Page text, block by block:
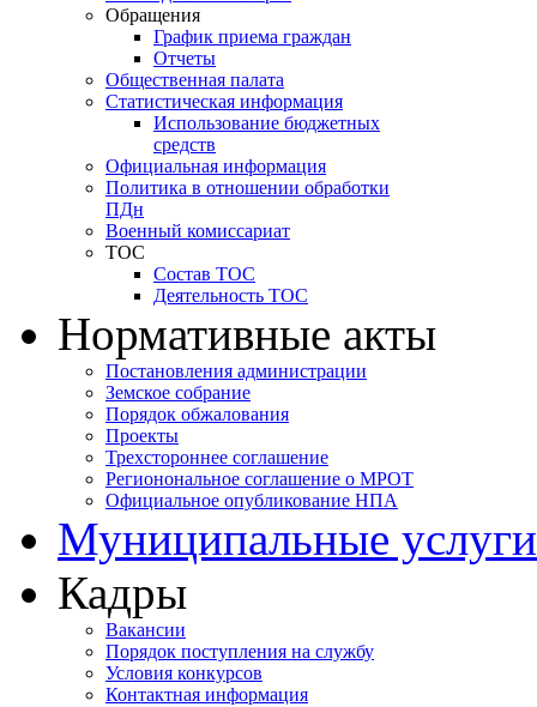
Обращения
График приема граждан
Отчеты
Общественная палата
Статистическая информация
Использование бюджетных
средств
Официальная информация
Политика в отношении обработки
ПДн
Военный комиссариат
ТОС
Состав ТОС
Деятельность ТОС
Нормативные акты
Постановления администрации
Земское собрание
Порядок обжалования
Проекты
Трехстороннее соглашение
Регионональное соглашение о МРОТ
Официальное опубликование НПА
Муниципальные услуги
Кадры
Вакансии
Порядок поступления на службу
Условия конкурсов
Контактная информация